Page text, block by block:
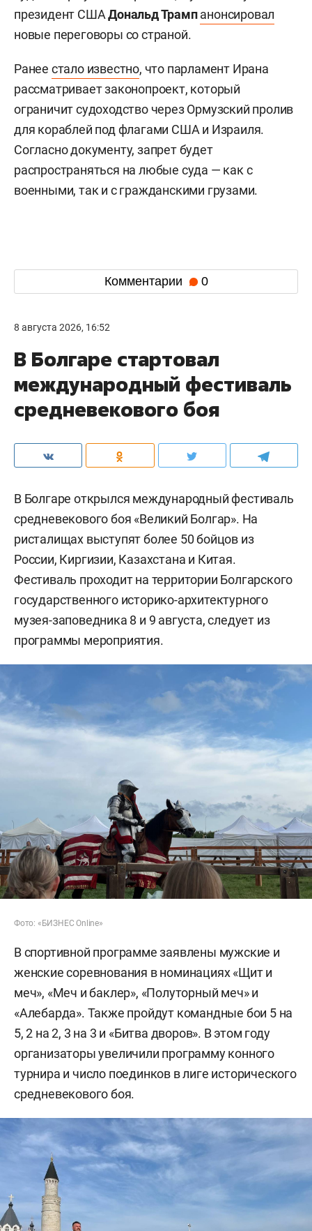
президент СШАДональд Трамп анонсировал
новые переговоры со страной.
Ранее стало известно, что парламент Ирана
рассматривает законопроект, который
ограничит судоходство через Ормузский пролив
для кораблей под флагами США и Израиля.
Согласно документу, запрет будет
распространяться на любые суда — как с
военными, так и с гражданскими грузами.
Комментарии 0
8 августа 2026, 16:52
В Болгаре стартовал
международный фестиваль
средневекового боя
В Болгаре открылся международный фестиваль
средневекового боя «Великий Болгар». На
ристалищах выступят более 50 бойцов из
России, Киргизии, Казахстана и Китая.
Фестиваль проходит на территории Болгарского
государственного историко-архитектурного
музея-заповедника 8 и 9 августа, следует из
программы мероприятия.
Фото: «БИЗНЕС Online»
В спортивной программе заявлены мужские и
женские соревнования в номинациях «Щит и
меч», «Меч и баклер», «Полуторный меч» и
«Алебарда». Также пройдут командные бои 5 на
5, 2 на 2, 3 на 3 и «Битва дворов». В этом году
организаторы увеличили программу конного
турнира и число поединков в лиге исторического
средневекового боя.